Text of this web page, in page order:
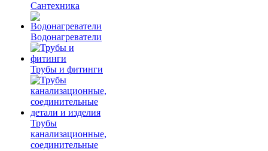
Сантехника
Водонагреватели
Трубы и фитинги
Трубы
канализационные,
соединительные